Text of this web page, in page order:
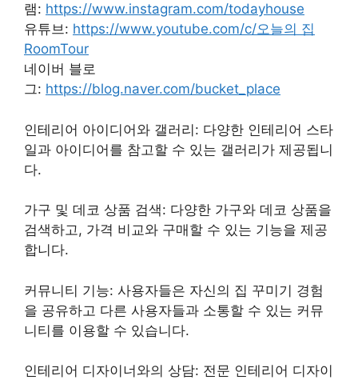
램: https://www.instagram.com/todayhouse
유튜브: https://www.youtube.com/c/오늘의 집
RoomTour
네이버 블로
그: https://blog.naver.com/bucket_place
인테리어 아이디어와 갤러리: 다양한 인테리어 스타
일과 아이디어를 참고할 수 있는 갤러리가 제공됩니
다.
가구 및 데코 상품 검색: 다양한 가구와 데코 상품을
검색하고, 가격 비교와 구매할 수 있는 기능을 제공
합니다.
커뮤니티 기능: 사용자들은 자신의 집 꾸미기 경험
을 공유하고 다른 사용자들과 소통할 수 있는 커뮤
니티를 이용할 수 있습니다.
인테리어 디자이너와의 상담: 전문 인테리어 디자이